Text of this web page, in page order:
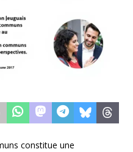
constitue une